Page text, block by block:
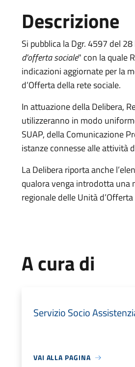
Descrizione
Si pubblica la Dgr. 4597 del
d'offerta sociale" con la quale
indicazioni aggiornate per la
d’Offerta della rete sociale.
In attuazione della Delibera,
utilizzeranno in modo
SUAP, della Comunicazione
istanze connesse alle attività
La Delibera riporta anche
qualora venga introdotta una
regionale delle Unità
A cura di
Servizio Socio
VAI ALLA PAGINA